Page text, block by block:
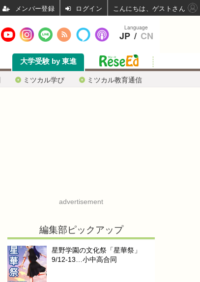
ミツカル学び ミツカル教育通信
大学受験 by 東進
advertisement
編集部ピックアップ
星野学園の文化祭「星華祭」
9/12-13…小中高合同
Language
JP / CN
ログイン こんにちは、ゲストさん